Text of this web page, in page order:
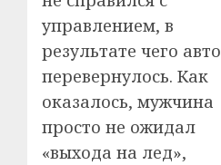
управлением, в
результате чего авто
перевернулось. Как
оказалось, мужчина
просто не ожидал
«выхода на лед»,